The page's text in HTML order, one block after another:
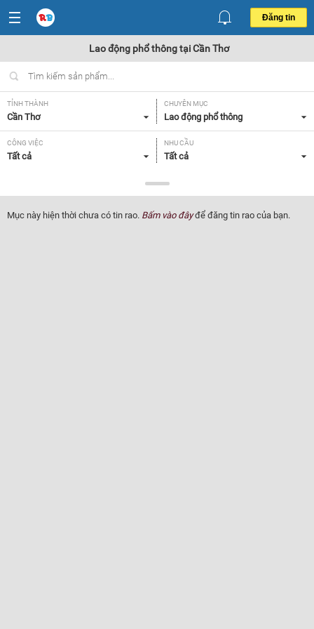
Đăng tin
Lao động phổ thông tại Cần Thơ
TỈNH THÀNH
Cần Thơ
CHUYÊN MỤC
Lao động phổ thông
CÔNG VIỆC
Tất cả
NHU CẦU
Tất cả
Tất cả
Mục này hiện thời chưa có tin rao. Bấm vào đâyđể đăng tin rao của bạn.